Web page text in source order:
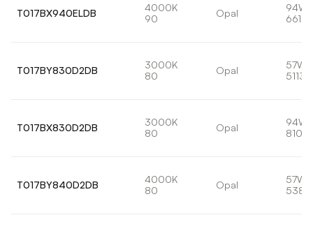
T017BX940ELDB
4000K
90
Opal
94W
T017BY830D2DB
3000K
80
Opal
57W
T017BX830D2DB
3000K
80
Opal
94W
T017BY840D2DB
4000K
80
Opal
57W